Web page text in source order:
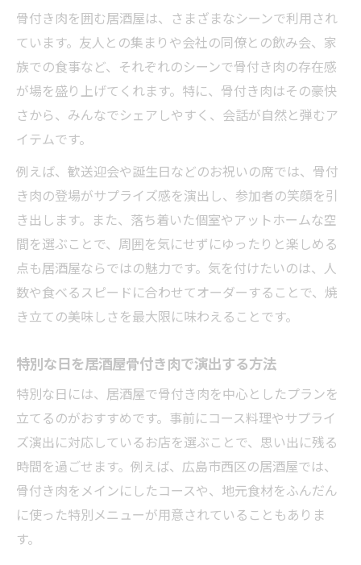
骨付き肉を囲む居酒屋は、さまざまなシーンで利用され
ています。友人との集まりや会社の同僚との飲み会、家
族での食事など、それぞれのシーンで骨付き肉の存在感
が場を盛り上げてくれます。特に、骨付き肉はその豪快
さから、みんなでシェアしやすく、会話が自然と弾むア
イテムです。
例えば、歓送迎会や誕生日などのお祝いの席では、骨付
き肉の登場がサプライズ感を演出し、参加者の笑顔を引
き出します。また、落ち着いた個室やアットホームな空
間を選ぶことで、周囲を気にせずにゆったりと楽しめる
点も居酒屋ならではの魅力です。気を付けたいのは、人
数や食べるスピードに合わせてオーダーすることで、焼
き立ての美味しさを最大限に味わえることです。
特別な日を居酒屋骨付き肉で演出する方法
特別な日には、居酒屋で骨付き肉を中心としたプランを
立てるのがおすすめです。事前にコース料理やサプライ
ズ演出に対応しているお店を選ぶことで、思い出に残る
時間を過ごせます。例えば、広島市西区の居酒屋では、
骨付き肉をメインにしたコースや、地元食材をふんだん
に使った特別メニューが用意されていることもありま
す。